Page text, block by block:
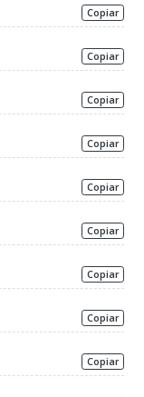
Copiar
Copiar
Copiar
Copiar
Copiar
Copiar
Copiar
Copiar
Copiar